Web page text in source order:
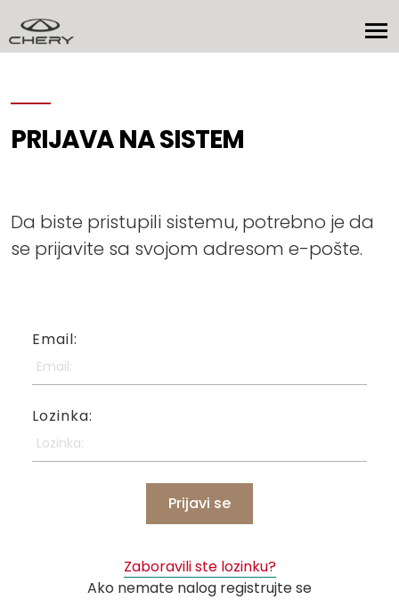
PRIJAVA NA SISTEM
Da biste pristupili sistemu, potrebno je da
se prijavite sa svojom adresom e-pošte.
Email:
Lozinka:
Prijavi se
Zaboravili ste lozinku?
Ako nemate nalog registrujte se